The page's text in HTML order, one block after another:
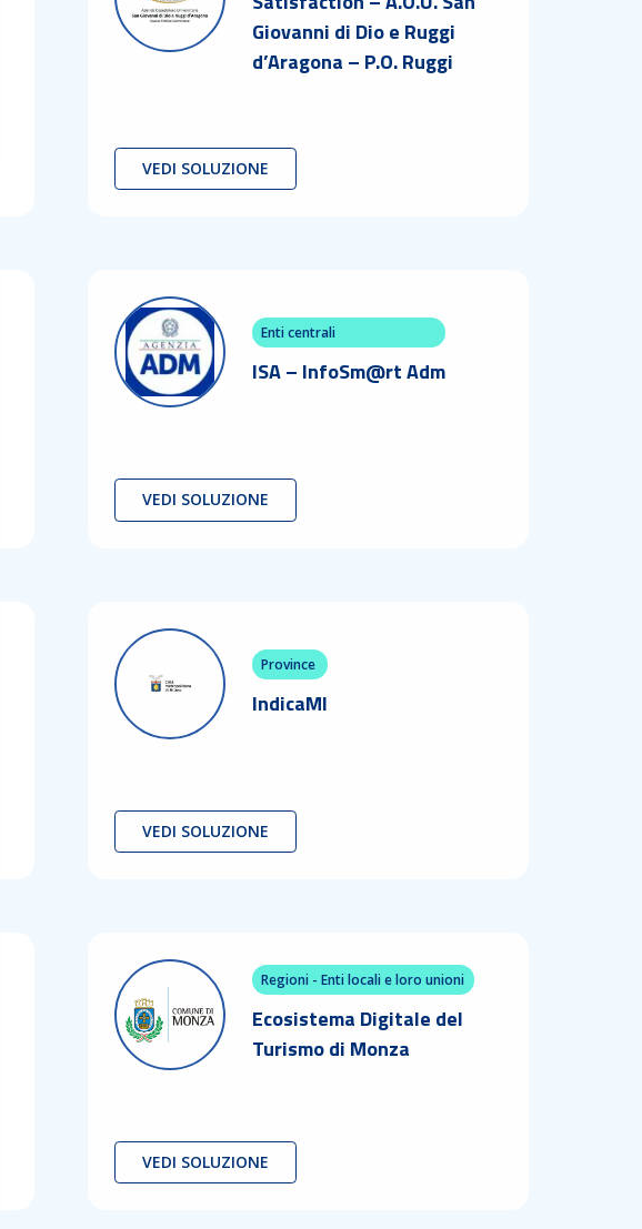
Giovanni di Dio e Ruggi
d’Aragona – P.O. Ruggi
VEDI SOLUZIONE
Enti centrali
ISA – InfoSm@rt Adm
VEDI SOLUZIONE
Province
IndicaMI
VEDI SOLUZIONE
Regioni - Enti locali e loro unioni
Ecosistema Digitale del
Turismo di Monza
VEDI SOLUZIONE